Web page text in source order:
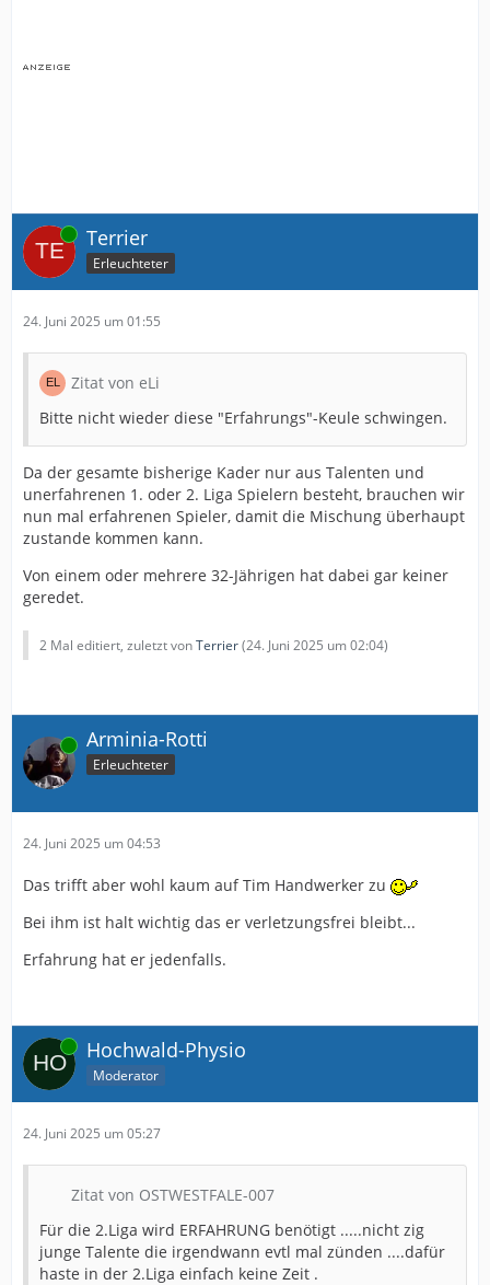
Online Terrier
Erleuchteter
24. Juni 2025 um 01:55
Zitat von eLi
Bitte nicht wieder diese "Erfahrungs"-Keule schwingen.
Da der gesamte bisherige Kader nur aus Talenten und
unerfahrenen 1. oder 2. Liga Spielern besteht, brauchen wir
nun mal erfahrenen Spieler, damit die Mischung überhaupt
zustande kommen kann.
Von einem oder mehrere 32-Jährigen hat dabei gar keiner
geredet.
2 Mal editiert, zuletzt vonTerrier(24. Juni 2025 um 02:04)
Online Arminia-Rotti
Erleuchteter
24. Juni 2025 um 04:53
Das trifft aber wohl kaum auf Tim Handwerker zu
Bei ihm ist halt wichtig das er verletzungsfrei bleibt...
Erfahrung hat er jedenfalls.
Online Hochwald-Physio
Moderator
24. Juni 2025 um 05:27
Zitat von OSTWESTFALE-007
Für die 2.Liga wird ERFAHRUNG benötigt .....nicht zig
junge Talente die irgendwann evtl mal zünden ....dafür
haste in der 2.Liga einfach keine Zeit .